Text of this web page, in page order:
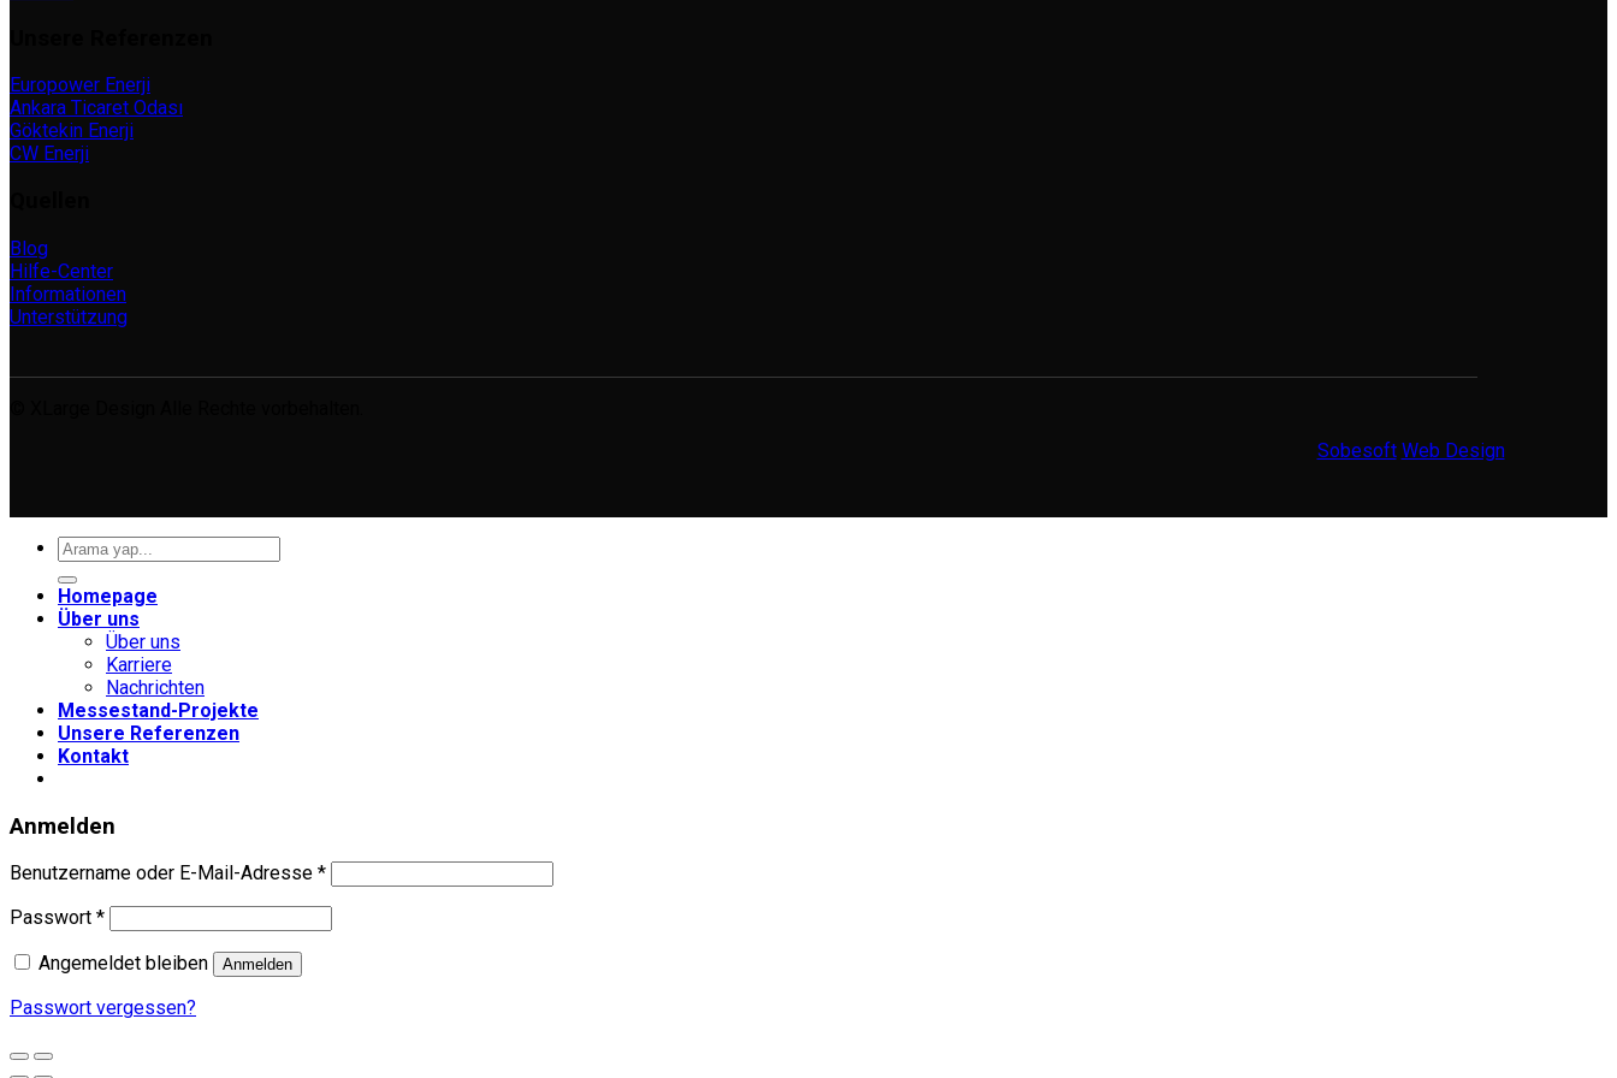
Europower Enerji
Ankara Ticaret Odası
Göktekin Enerji
CW Enerji
Blog
Hilfe-Center
Informationen
Unterstützung
Sobesoft Web Design
Suche
nach:
Homepage
Über uns
Über uns
Karriere
Nachrichten
Messestand-Projekte
Unsere Referenzen
Kontakt
Anmelden
Benutzername oder E-Mail-Adresse *Erforderlich
Passwort *Erforderlich
Angemeldet bleiben Anmelden
Passwort vergessen?